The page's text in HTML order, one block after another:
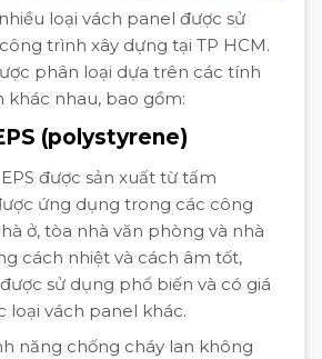
loại vách panel được sử
trình xây dựng tại TP HCM.
phân loại dựa trên các tính
khác nhau, bao gồm:
(polystyrene)
được sản xuất từ tấm
ứng dụng trong các công
ở, tòa nhà văn phòng và nhà
cách nhiệt và cách âm tốt,
sử dụng phổ biến và có giá
loại vách panel khác.
năng chống cháy lan không